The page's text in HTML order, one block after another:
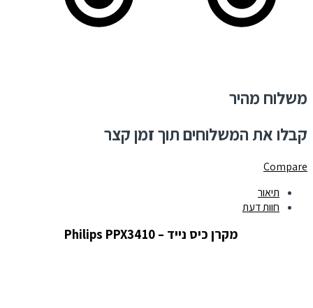
משלוח מהיר
קבלו את המשלוחים תוך זמן קצר
Compare
תיאור
חוות דעת
מקרן כיס נייד – Philips PPX3410